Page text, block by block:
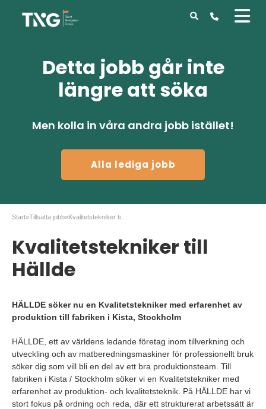
Detta jobb går inte
längre att söka
Men kolla in våra andra jobb istället!
Alla lediga jobb
Start»Tillsatta jobb»
Kvalitetstekniker till
Hällde
HÄLLDE söker nu en Kvalitetstekniker med erfarenhet av
produktion till fabriken i Kista, Stockholm
HÄLLDE, ett av världens ledande företag inom tillverkning och
utveckling och av matberedningsmaskiner för professionellt bruk
söker dig som vill bli en del av ett bra produktionsteam. Till
fabriken i Kista / Stockholm söker vi en Kvalitetstekniker med
erfarenhet av produktion- och kvalitetsteknik. På HÄLLDE har vi
stort fokus på ordning och reda, där ett strukturerat arbetssätt är